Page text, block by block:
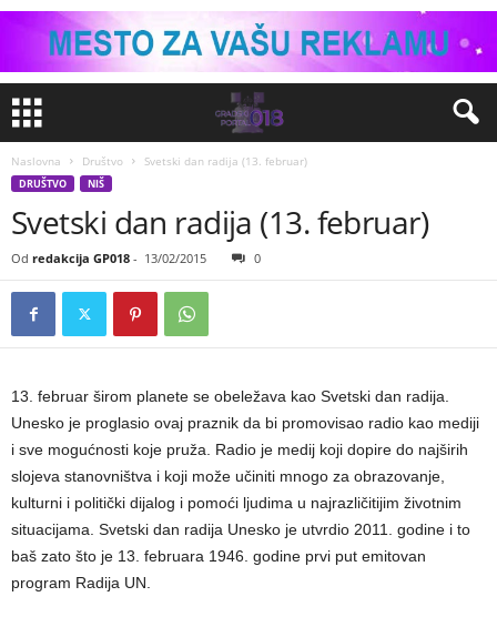
Naslovna Društvo Svetski dan radija (13. februar)
DRUŠTVO NIŠ
Svetski dan radija (13. februar)
Od redakcija GP018 - 13/02/2015 0
13. februar širom planete se obeležava kao Svetski dan radija.
Unesko je proglasio ovaj praznik da bi promovisao radio kao mediji
i sve mogućnosti koje pruža. Radio je medij koji dopire do najširih
slojeva stanovništva i koji može učiniti mnogo za obrazovanje,
kulturni i politički dijalog i pomoći ljudima u najrazličitijim životnim
situacijama. Svetski dan radija Unesko je utvrdio 2011. godine i to
baš zato što je 13. februara 1946. godine prvi put emitovan
program Radija UN.